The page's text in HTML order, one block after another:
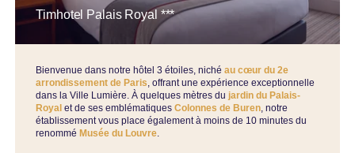
Timhotel Palais Royal ***
Bienvenue dans notre hôtel 3 étoiles, nichéau cœur du 2e
arrondissement de Paris, offrant une expérience exceptionnelle
dans la Ville Lumière. À quelques mètres du jardin du Palais-
Royal et de ses emblématiquesColonnes de Buren, notre
établissement vous place également à moins de 10 minutes du
renommé Musée du Louvre.